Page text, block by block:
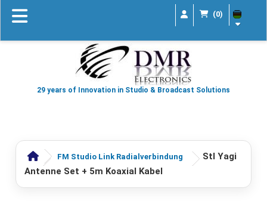
(0)
29 years of Innovation in Studio & Broadcast Solutions
FM Studio Link Radialverbindung
Stl Yagi
Antenne Set + 5m Koaxial Kabel